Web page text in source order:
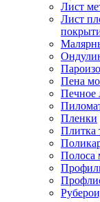
Лист
Лист
Пена
Печное
Пленки
Плитка
Полоса